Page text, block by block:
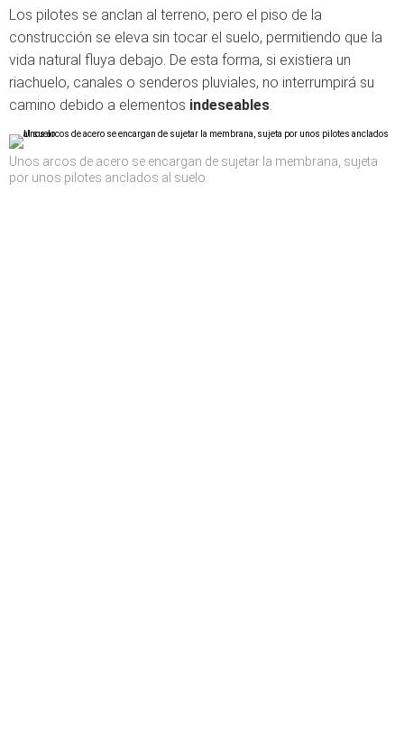
Los pilotes se anclan al terreno, pero el piso de la
construcción se eleva sin tocar el suelo, permitiendo que la
vida natural fluya debajo. De esta forma, si existiera un
riachuelo, canales o senderos pluviales, no interrumpirá su
camino debido a elementos indeseables.
Unos arcos de acero se encargan de sujetar la membrana, sujeta
por unos pilotes anclados al suelo